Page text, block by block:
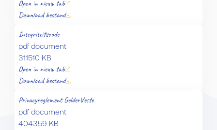
Open in nieuw tab
Download bestand
Integriteitscode
pdf document
311510 KB
Open in nieuw tab
Download bestand
Privacyreglement GelderVeste
pdf document
404359 KB